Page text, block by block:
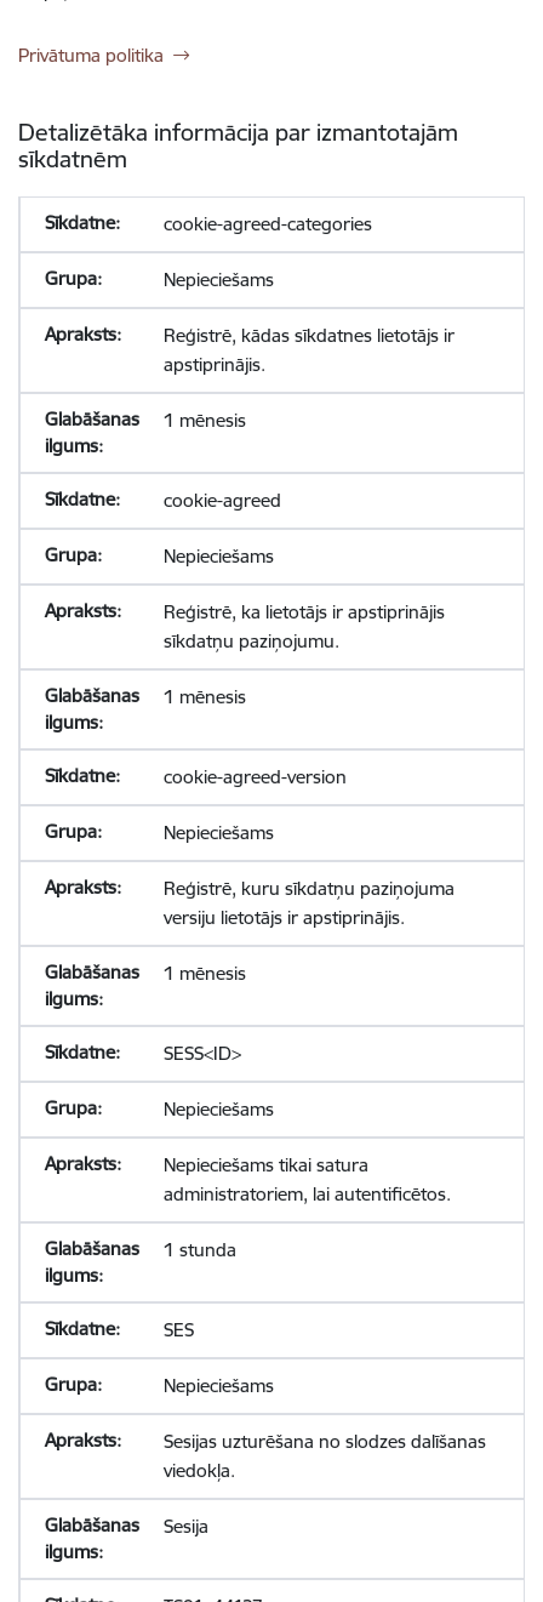
Privātuma politika
Detalizētāka informācija par izmantotajām
sīkdatnēm
cookie-agreed-categories
Nepieciešams
Reģistrē, kādas sīkdatnes lietotājs ir
apstiprinājis.
1 mēnesis
cookie-agreed
Nepieciešams
Reģistrē, ka lietotājs ir apstiprinājis
sīkdatņu paziņojumu.
1 mēnesis
cookie-agreed-version
Nepieciešams
Reģistrē, kuru sīkdatņu paziņojuma
versiju lietotājs ir apstiprinājis.
1 mēnesis
SESS<ID>
Nepieciešams
Nepieciešams tikai satura
administratoriem, lai autentificētos.
1 stunda
SES
Nepieciešams
Sesijas uzturēšana no slodzes dalīšanas
viedokļa.
Sesija